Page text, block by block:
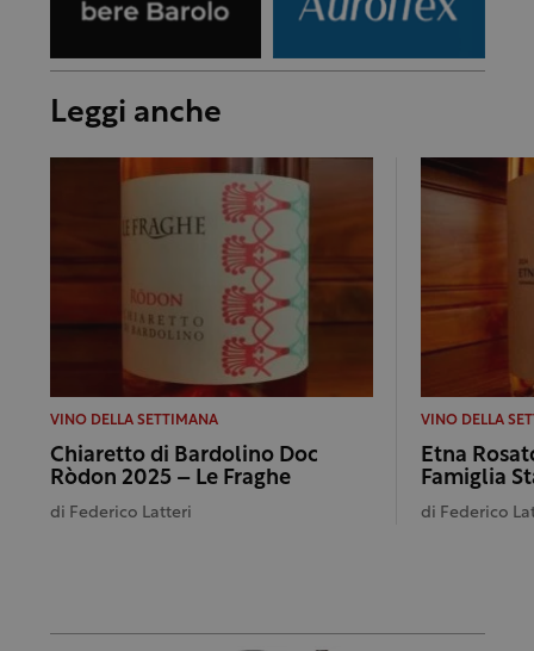
Leggi anche
VINO DELLA SETTIMANA
Chiaretto di Bardolino Doc
Ròdon 2025 – Le Fraghe
di Federico Latteri
VINO DELLA
Etna
Famiglia
di Federico